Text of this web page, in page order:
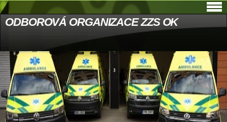
ODBOROVÁ ORGANIZACE ZZS OK